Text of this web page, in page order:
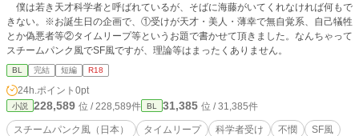
僕は若き天才科学者と呼ばれているが、そばに海藤がいてくれなければ何もで
きない。※お誕生日の企画で、①受けが天才・美人・薄幸で無自覚系、自己犠牲
とか偽悪者等②タイムリープ等というお題で書かせて頂きました。なんちゃって
スチームパンク風でSF風ですが、理論等はまったくありません。
BL 完結 短編 R18
24h.ポイント 0pt
小説 228,589 位 / 228,589件 BL 31,385 位 / 31,385件
スチームパンク風（日本） タイムリープ 科学者受け 不憫 SF風